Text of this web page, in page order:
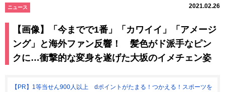
ニュース 2021.02.26
【画像】「今までで1番」「カワイイ」「アメージ
ング」と海外ファン反響！ 髪色がド派手なピン
クに…衝撃的な変身を遂げた大坂のイメチェン姿
【PR】1等当せん900人以上 dポイントがたまる！つかえる！スポーツを